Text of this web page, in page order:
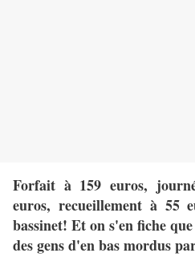
Forfait à 159 euros,
euros, recueillement à 55
bassinet! Et on s'en fiche
des gens d'en bas mordus